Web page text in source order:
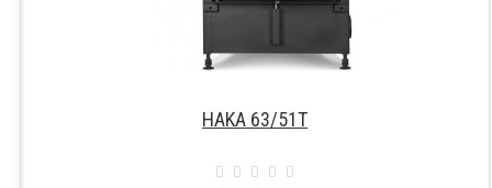
HAKA 63/51T